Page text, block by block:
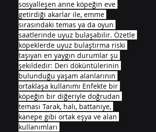
sosyalleşen anne köpeğin eve
getirdiği akarlar ile, emme
sırasındaki temas ya da oyun
saatlerinde uyuz bulaşabilir. Özetle
köpeklerde uyuz bulaştırma riski
taşıyan en yaygın durumlar şu
şekildedir: Deri döküntülerinin
bulunduğu yaşam alanlarının
ortaklaşa kullanımı Enfekte bir
köpeğin bir diğeriyle doğrudan
teması Tarak, halı, battaniye,
kanepe gibi ortak eşya ve alan
kullanımları